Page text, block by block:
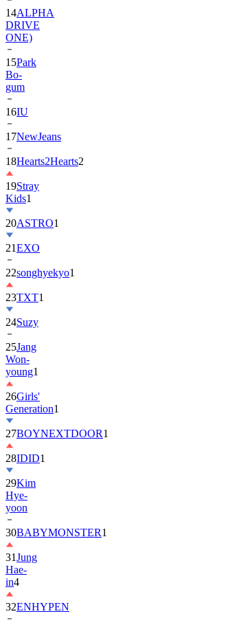
ONE)
15Park
Bo-
gum
16IU
17NewJeans
18Hearts2Hearts
19Stray
Kids
20ASTRO
21EXO
22songhyekyo
23TXT1
24Suzy
25Jang
Won-
young1
26Girls'
Generation
27BOYNEXTDOOR
28IDID1
29Kim
Hye-
yoon
30BABYMONSTER
31Jung
Hae-
in4
32ENHYPEN
332PM